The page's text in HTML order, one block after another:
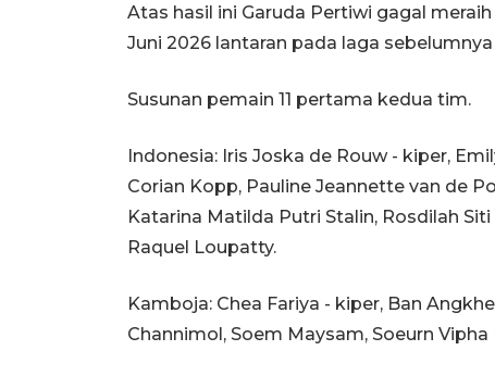
Atas hasil ini Garuda Pertiwi gagal
Juni 2026 lantaran pada laga
Susunan pemain 11 pertama kedua tim.
Indonesia: Iris Joska de Rouw - kiper,
Corian Kopp, Pauline Jeannette van de
Katarina Matilda Putri Stalin, Rosdilah
Raquel Loupatty.
Kamboja: Chea Fariya - kiper, Ban
Channimol, Soem Maysam, Soeurn